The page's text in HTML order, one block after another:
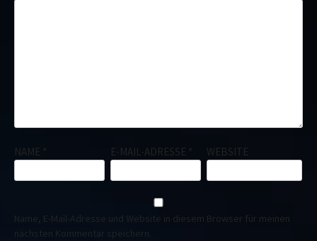
NAME * E-MAIL-ADRESSE * WEBSITE
Name, E-Mail-Adresse und Website in diesem Browser für meinen
nächsten Kommentar speichern.